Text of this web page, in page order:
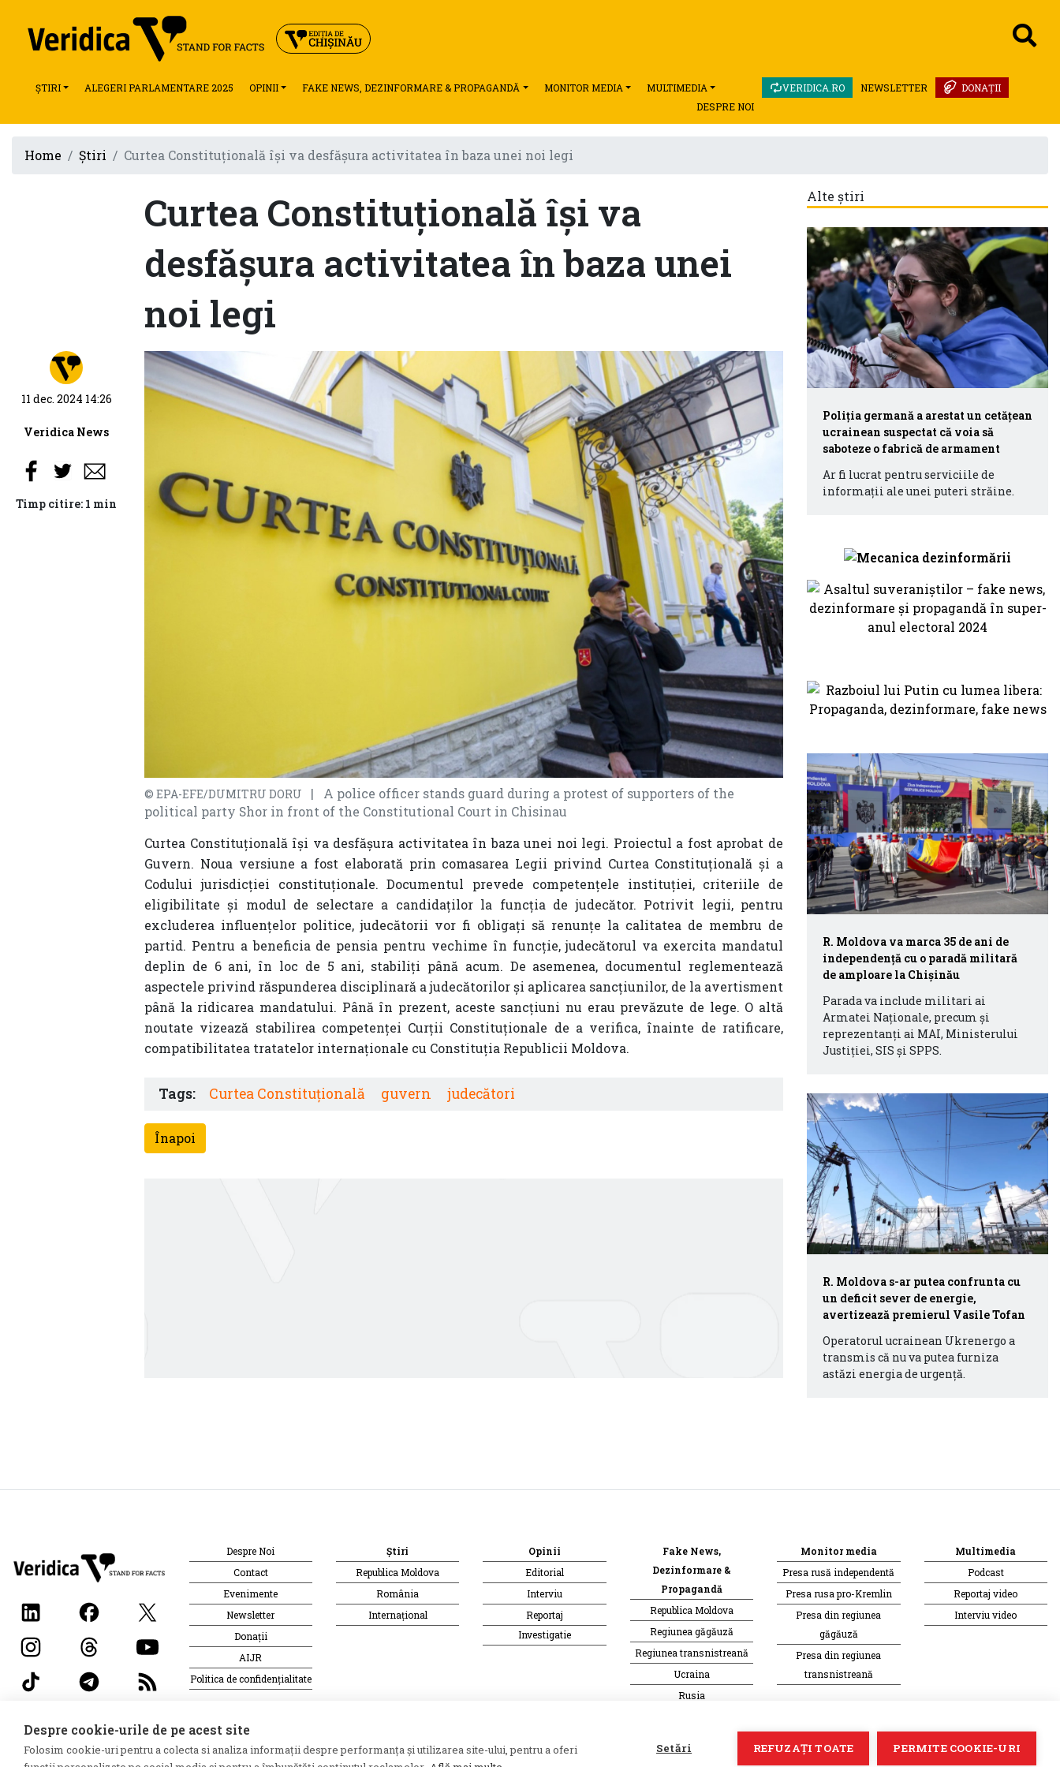
ȘTIRI ALEGERI PARLAMENTARE 2025 OPINII FAKE NEWS, DEZINFORMARE & PROPAGANDĂ MONITOR MEDIA MULTIMEDIA DONAȚII
NEWSLETTER
VERIDICA.RO
DESPRE NOI
Home Știri Curtea Constituțională își va desfășura activitatea în baza unei noi legi
Curtea Constituțională își va
desfășura activitatea în baza unei
noi legi
© EPA-EFE/DUMITRU DORU
| A police officer stands guard during a protest of supporters of the
political party Shor in front of the Constitutional Court in Chisinau
Curtea Constituțională își va desfășura activitatea în baza unei noi legi. Proiectul a fost aprobat de
Guvern. Noua versiune a fost elaborată prin comasarea Legii privind Curtea Constituțională și a
Codului jurisdicției constituționale. Documentul prevede competențele instituției, criteriile de
eligibilitate și modul de selectare a candidaților la funcția de judecător. Potrivit legii, pentru
excluderea influențelor politice, judecătorii vor fi obligați să renunțe la calitatea de membru de
partid. Pentru a beneficia de pensia pentru vechime în funcție, judecătorul va exercita mandatul
deplin de 6 ani, în loc de 5 ani, stabiliți până acum. De asemenea, documentul reglementează
aspectele privind răspunderea disciplinară a judecătorilor și aplicarea sancțiunilor, de la avertisment
până la ridicarea mandatului. Până în prezent, aceste sancțiuni nu erau prevăzute de lege. O altă
noutate vizează stabilirea competenței Curții Constituționale de a verifica, înainte de ratificare,
compatibilitatea tratatelor internaționale cu Constituția Republicii Moldova.
Tags: Curtea Constituțională guvern judecători
Înapoi
11 dec. 2024 14:26
Veridica News
Timp citire: 1 min
Alte știri
Poliția germană a arestat un cetățean
ucrainean suspectat că voia să
saboteze o fabrică de armament
Ar fi lucrat pentru serviciile de
informații ale unei puteri străine.
R. Moldova va marca 35 de ani de
independență cu o paradă militară
de amploare la Chișinău
Parada va include militari ai
Armatei Naționale, precum și
reprezentanți ai MAI, Ministerului
Justiției, SIS și SPPS.
R. Moldova s-ar putea confrunta cu
un deficit sever de energie,
avertizează premierul Vasile Tofan
Operatorul ucrainean Ukrenergo a
transmis că nu va putea furniza
astăzi energia de urgență.
Despre Noi
Contact
Evenimente
Newsletter
Donații
AIJR
Politica de confidențialitate
Știri
Republica Moldova
România
Internațional
Opinii
Editorial
Interviu
Reportaj
Investigatie
Fake News,
Dezinformare &
Propagandă
Republica Moldova
Regiunea găgăuză
Regiunea transnistreană
Ucraina
Rusia
Monitor media
Presa rusă independentă
Presa rusa pro-Kremlin
Presa din regiunea
găgăuză
Presa din regiunea
transnistreană
Multimedia
Podcast
Reportaj video
Interviu video
©2026 Veridica.md. Toate drepturile rezervate. Veridica™ este o publicație a
Jurnaliștilor Români.
Soluție webTreeworks
Despre cookie-urile de pe acest site
Folosim cookie-uri pentru a colecta si analiza informații despre performanța și utilizarea site-ului, pentru a oferi
Setări REFUZAȚI TOATE PERMITE COOKIE-URI